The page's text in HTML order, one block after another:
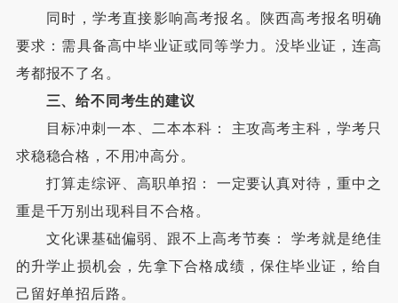
同时，学考直接影响高考报名。陕西高考报名明确
要求：需具备高中毕业证或同等学力。没毕业证，连高
考都报不了名。
三、给不同考生的建议
目标冲刺一本、二本本科： 主攻高考主科，学考只
求稳稳合格，不用冲高分。
打算走综评、高职单招： 一定要认真对待，重中之
重是千万别出现科目不合格。
文化课基础偏弱、跟不上高考节奏： 学考就是绝佳
的升学止损机会，先拿下合格成绩，保住毕业证，给自
己留好单招后路。